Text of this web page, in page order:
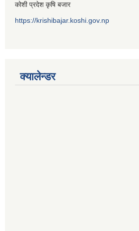
कोशी प्रदेश कृषि बजार
https://krishibajar.koshi.gov.np
क्यालेन्डर